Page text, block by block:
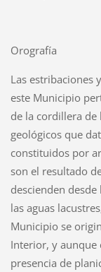
Orografía
Las estribaciones
este Municipio
de la cordillera de
geológicos que
constituidos por
son el resultado
descienden
las aguas
Municipio se
Interior, y aunque
presencia de